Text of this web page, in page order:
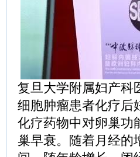
复旦大学附属妇产科
细胞肿瘤患者化疗后
化疗药物中对卵巢功
巢早衰。随着月经的